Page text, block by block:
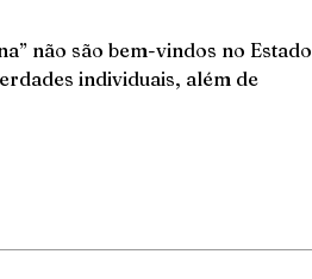
não são bem-vindos no Estado
individuais, além de